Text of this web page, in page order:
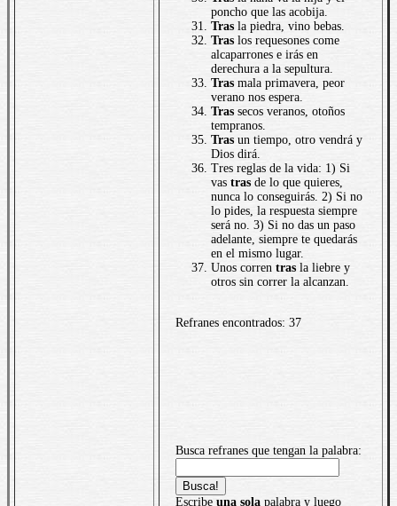
poncho que las acobija.
Tras la piedra, vino bebas.
Tras los requesones come
alcaparrones e irás en
derechura a la sepultura.
Tras mala primavera, peor
verano nos espera.
Tras secos veranos, otoños
tempranos.
Tras un tiempo, otro vendrá y
Dios dirá.
Tres reglas de la vida: 1) Si
vas tras de lo que quieres,
nunca lo conseguirás. 2) Si no
lo pides, la respuesta siempre
será no. 3) Si no das un paso
adelante, siempre te quedarás
en el mismo lugar.
Unos corren tras la liebre y
otros sin correr la alcanzan.
Refranes encontrados: 37
Busca refranes que tengan la palabra:
Escribe una sola palabra y luego